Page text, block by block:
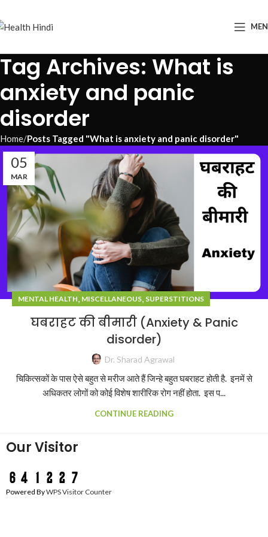
Tag Archives: What is
anxiety and panic
disorder
Home Posts Tagged "What is anxiety and panic disorder"
05
MAR
MENTAL HEALTH, MISCELLANEOUS, SUPERSTITIONS
घबराहट की बीमारी (Anxiety & Panic
disorder)
Dr. Sharad Agrawal
चिकित्सकों के पास ऐसे बहुत से मरीज आते हैं जिन्हे बहुत घबराहट होती है. इनमें से
अधिकतर लोगों को कोई विशेष शारीरिक रोग नहीं होता. इस प...
CONTINUE READING
Our Visitor
Powered ByWPS Visitor Counter